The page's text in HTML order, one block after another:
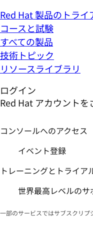
Red Hat 製品のトライ
コースと試験
すべての製品
技術トピック
リソースライブラリ
ログイン
Red Hat アカウントを
コンソールへのアクセス
イベント登録
トレーニングとトライア
世界最高レベルのサ
一部のサービスではサブスクリプ